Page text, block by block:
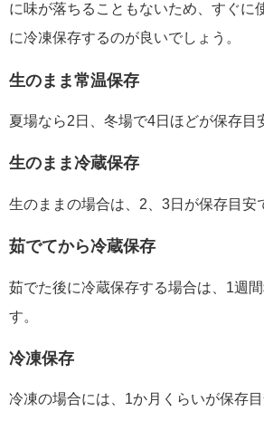
に味が落ちることもないため、すぐに
に冷凍保存するのが良いでしょう。
生のまま常温保存
夏場なら2日、冬場で4日ほどが保存目
生のまま冷蔵保存
生のままの場合は、2、3日が保存目安
茹でてから冷蔵保存
茹でた後に冷蔵保存する場合は、1週
す。
冷凍保存
冷凍の場合には、1か月くらいが保存目